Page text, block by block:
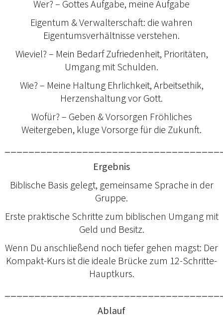
Wer? – Gottes Aufgabe, meine Aufgabe
Eigentum & Verwalterschaft: die wahren
Eigentumsverhältnisse verstehen.
Wieviel? – Mein Bedarf Zufriedenheit, Prioritäten,
Umgang mit Schulden.
Wie? – Meine Haltung Ehrlichkeit, Arbeitsethik,
Herzenshaltung vor Gott.
Wofür? – Geben & Vorsorgen Fröhliches
Weitergeben, kluge Vorsorge für die Zukunft.
Ergebnis
Biblische Basis gelegt, gemeinsame Sprache in der
Gruppe.
Erste praktische Schritte zum biblischen Umgang mit
Geld und Besitz.
Wenn Du anschließend noch tiefer gehen magst: Der
Kompakt-Kurs ist die ideale Brücke zum 12-Schritte-
Hauptkurs.
Ablauf